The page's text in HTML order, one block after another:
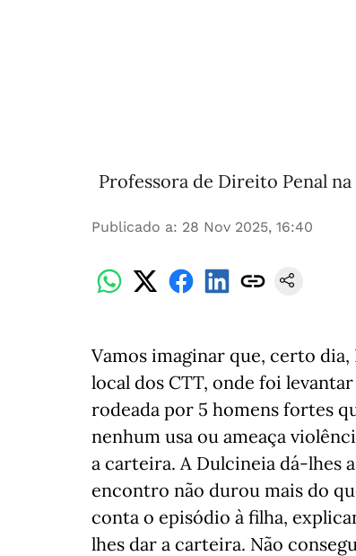
Professora de Direito Penal
Publicado a: 28 Nov 2025, 16:40
Vamos imaginar que, certo dia,
local dos CTT, onde foi
rodeada por 5 homens fortes
nenhum usa ou ameaça
a carteira. A Dulcineia dá-lhes
encontro não durou mais do
conta o episódio à filha,
lhes dar a carteira. Não